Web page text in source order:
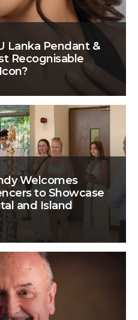
Lanka Pendant &
Recognisable
Welcomes
to Showcase
and Island